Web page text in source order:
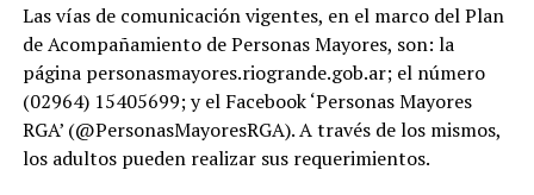
Las vías de comunicación vigentes, en el marco del Plan
de Acompañamiento de Personas Mayores, son: la
página personasmayores.riogrande.gob.ar; el número
(02964) 15405699; y el Facebook ‘Personas Mayores
RGA’ (@PersonasMayoresRGA). A través de los mismos,
los adultos pueden realizar sus requerimientos.